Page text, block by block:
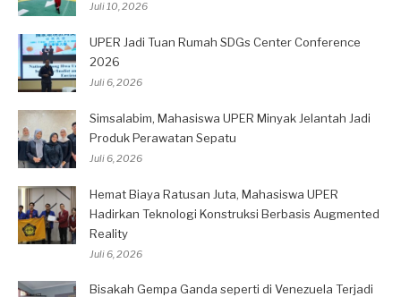
Juli 10, 2026
UPER Jadi Tuan Rumah SDGs Center Conference
2026
Juli 6, 2026
Simsalabim, Mahasiswa UPER Minyak Jelantah Jadi
Produk Perawatan Sepatu
Juli 6, 2026
Hemat Biaya Ratusan Juta, Mahasiswa UPER
Hadirkan Teknologi Konstruksi Berbasis Augmented
Reality
Juli 6, 2026
Bisakah Gempa Ganda seperti di Venezuela Terjadi